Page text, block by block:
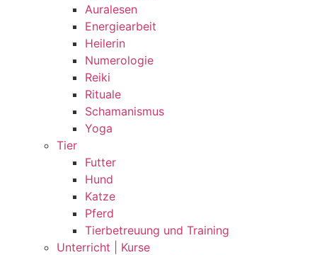
Auralesen
Energiearbeit
Heilerin
Numerologie
Reiki
Rituale
Schamanismus
Yoga
Tier
Futter
Hund
Katze
Pferd
Tierbetreuung und Training
Unterricht | Kurse